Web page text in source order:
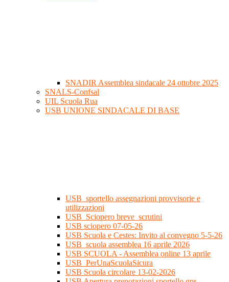
SNADIR Assemblea sindacale 24 ottobre 2025
SNALS-Confsal
UIL Scuola Rua
USB UNIONE SINDACALE DI BASE
USB_sportello assegnazioni provvisorie e
utilizzazioni
USB_Sciopero breve_scrutini
USB sciopero 07-05-26
USB Scuola e Cestes: Invito al convegno 5-5-26
USB_scuola assemblea 16 aprile 2026
USB SCUOLA - Assemblea online 13 aprile
USB_PerUnaScuolaSicura
USB Scuola circolare 13-02-2026